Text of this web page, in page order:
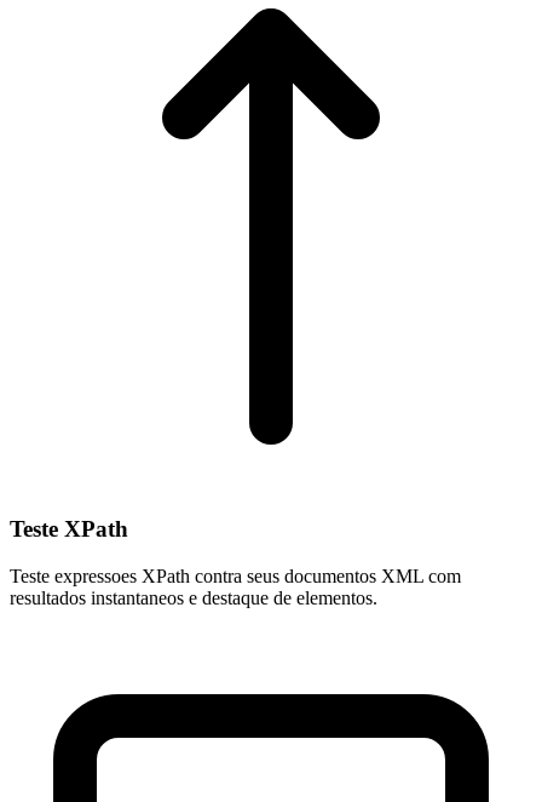
Teste XPath
Teste expressoes XPath contra seus documentos XML com
resultados instantaneos e destaque de elementos.